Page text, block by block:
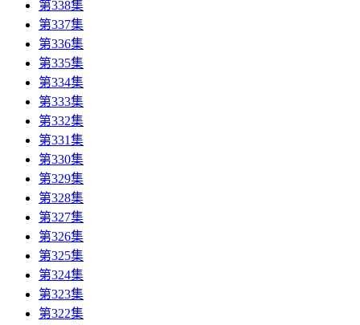
第338集
第337集
第336集
第335集
第334集
第333集
第332集
第331集
第330集
第329集
第328集
第327集
第326集
第325集
第324集
第323集
第322集